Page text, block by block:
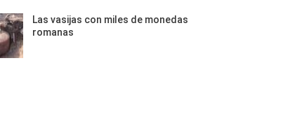
Las vasijas con miles de monedas
romanas